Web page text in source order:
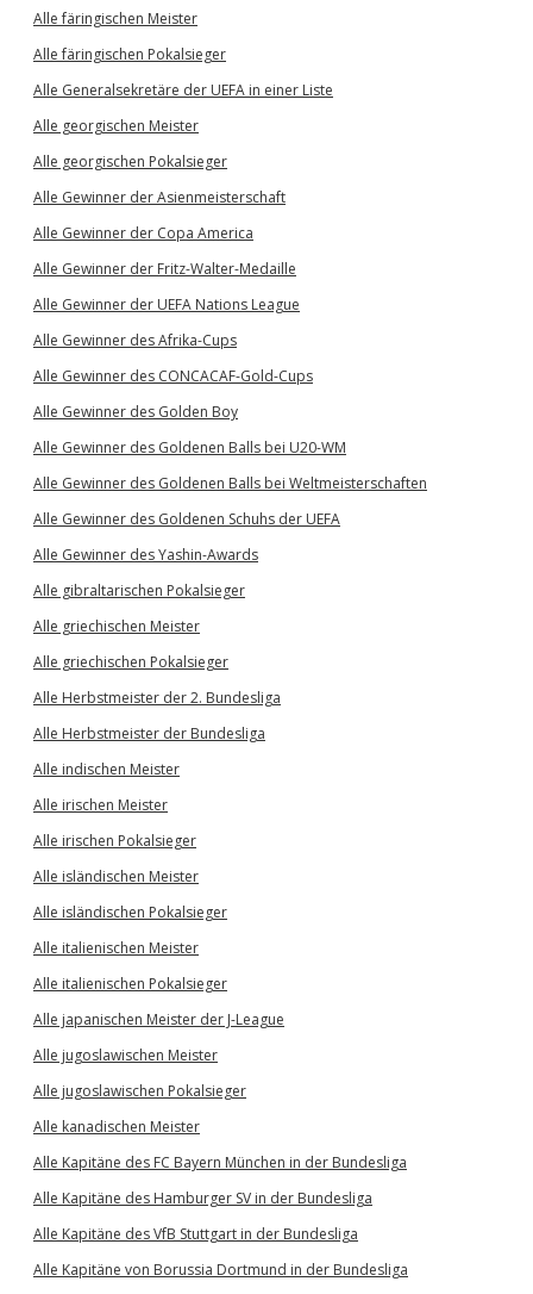
Alle färingischen Meister
Alle färingischen Pokalsieger
Alle Generalsekretäre der UEFA in einer Liste
Alle georgischen Meister
Alle georgischen Pokalsieger
Alle Gewinner der Asienmeisterschaft
Alle Gewinner der Copa America
Alle Gewinner der Fritz-Walter-Medaille
Alle Gewinner der UEFA Nations League
Alle Gewinner des Afrika-Cups
Alle Gewinner des CONCACAF-Gold-Cups
Alle Gewinner des Golden Boy
Alle Gewinner des Goldenen Balls bei U20-WM
Alle Gewinner des Goldenen Balls bei Weltmeisterschaften
Alle Gewinner des Goldenen Schuhs der UEFA
Alle Gewinner des Yashin-Awards
Alle gibraltarischen Pokalsieger
Alle griechischen Meister
Alle griechischen Pokalsieger
Alle Herbstmeister der 2. Bundesliga
Alle Herbstmeister der Bundesliga
Alle indischen Meister
Alle irischen Meister
Alle irischen Pokalsieger
Alle isländischen Meister
Alle isländischen Pokalsieger
Alle italienischen Meister
Alle italienischen Pokalsieger
Alle japanischen Meister der J-League
Alle jugoslawischen Meister
Alle jugoslawischen Pokalsieger
Alle kanadischen Meister
Alle Kapitäne des FC Bayern München in der Bundesliga
Alle Kapitäne des Hamburger SV in der Bundesliga
Alle Kapitäne des VfB Stuttgart in der Bundesliga
Alle Kapitäne von Borussia Dortmund in der Bundesliga